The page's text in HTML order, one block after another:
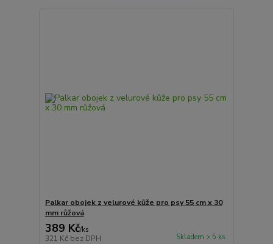
Palkar obojek z velurové kůže pro psy 55 cm x 30
mm růžová
389 Kč/ks
321 Kč bez DPH Skladem > 5 ks